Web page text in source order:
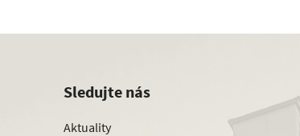
Sledujte nás
Aktuality